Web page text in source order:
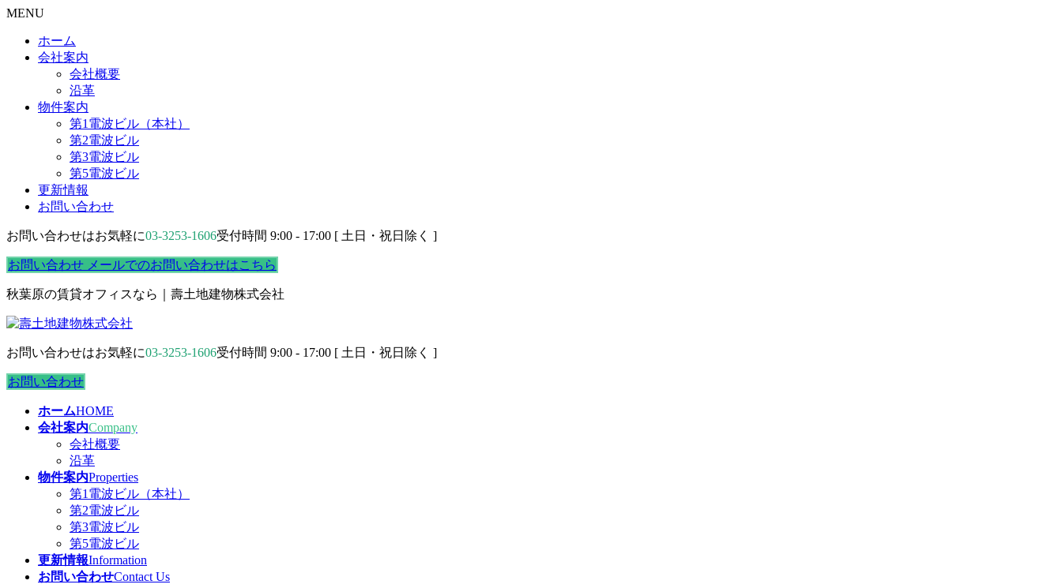
MENU
ホーム
会社案内
会社概要
沿革
物件案内
第1電波ビル（本社）
第2電波ビル
第3電波ビル
第5電波ビル
更新情報
お問い合わせ
お問い合わせはお気軽に03-3253-1606受付時間 9:00 - 17:00 [ 土日・祝日除く ]
お問い合わせ メールでのお問い合わせはこちら
秋葉原の賃貸オフィスなら｜壽土地建物株式会社
お問い合わせはお気軽に03-3253-1606受付時間 9:00 - 17:00 [ 土日・祝日除く ]
お問い合わせ
ホームHOME
会社案内Company
会社概要
沿革
物件案内Properties
第1電波ビル（本社）
第2電波ビル
第3電波ビル
第5電波ビル
更新情報Information
お問い合わせContact Us